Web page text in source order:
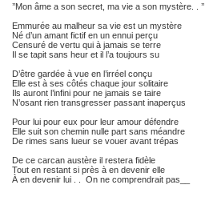
’’Mon âme a son secret, ma vie a son mystère. . ’’
Emmurée au malheur sa vie est un mystère
Né d’un amant fictif en un ennui perçu
Censuré de vertu qui à jamais se terre
Il se tapit sans heur et il l’a toujours su
D’être gardée à vue en l’irréel conçu
Elle est à ses côtés chaque jour solitaire
Ils auront l’infini pour ne jamais se taire
N’osant rien transgresser passant inaperçus
Pour lui pour eux pour leur amour défendre
Elle suit son chemin nulle part sans méandre
De rimes sans lueur se vouer avant trépas
De ce carcan austère il restera fidèle
Tout en restant si près à en devenir elle
À en devenir lui . . On ne comprendrait pas__